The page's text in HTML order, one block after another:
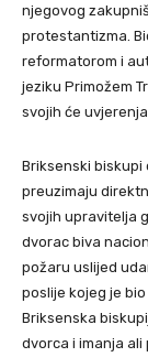
njegovog
protestantizma.
reformatorom i
jeziku Primožem
svojih će
Briksenski biskupi
preuzimaju
svojih upravitelja
dvorac biva
požaru uslijed
poslije kojeg je
Briksenska
dvorca i imanja